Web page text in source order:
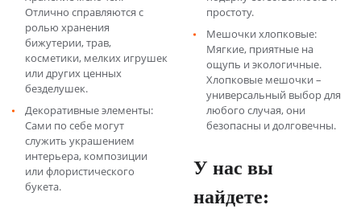
Отлично справляются с
ролью хранения
бижутерии, трав,
косметики, мелких игрушек
или других ценных
безделушек.
Декоративные элементы:
Сами по себе могут
служить украшением
интерьера, композиции
или флористического
букета.
простоту.
Мешочки хлопковые:
Мягкие, приятные на
ощупь и экологичные.
Хлопковые мешочки –
универсальный выбор для
любого случая, они
безопасны и долговечны.
У нас вы
найдете: